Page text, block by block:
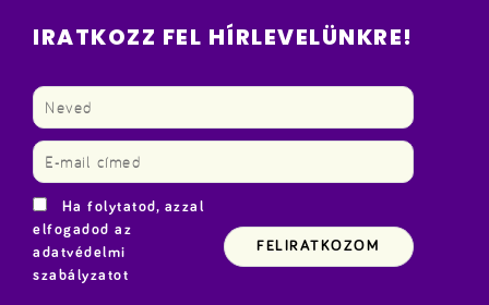
IRATKOZZ FEL HÍRLEVELÜNKRE!
Ha folytatod, azzal
elfogadod az
adatvédelmi
szabályzatot